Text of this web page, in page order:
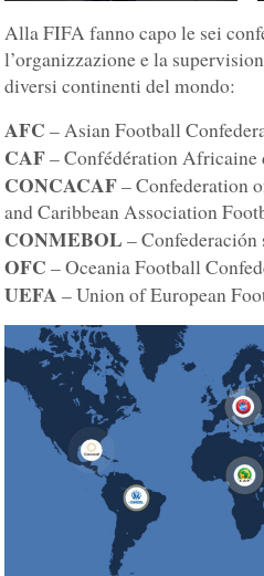
Alla FIFA fanno capo le sei
l’organizzazione e la
diversi continenti del mondo:
AFC– Asian Football
CAF– Confédération Africaine
CONCACAF– Confederation
and Caribbean Association
CONMEBOL– Confederación
OFC– Oceania Football
UEFA– Union of European